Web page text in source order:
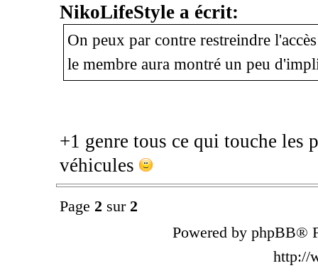
NikoLifeStyle a écrit:
On peux par contre restreindre
le membre aura montré un peu
+1 genre tous ce qui touche les
véhicules
Page 2 sur 2
Powered by phpBB®
http://